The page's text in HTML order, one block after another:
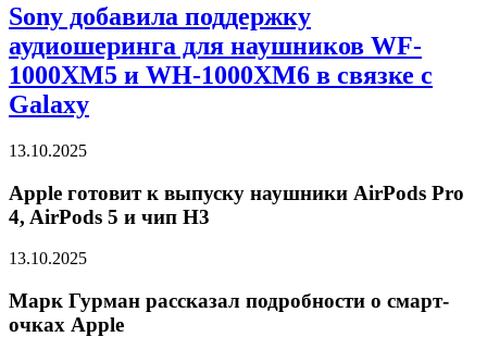
Sony добавила поддержку
аудиошеринга для наушников WF-
1000XM5 и WH-1000XM6 в связке с
Galaxy
13.10.2025
Apple готовит к выпуску наушники AirPods Pro
4, AirPods 5 и чип H3
13.10.2025
Марк Гурман рассказал подробности о смарт-
очках Apple